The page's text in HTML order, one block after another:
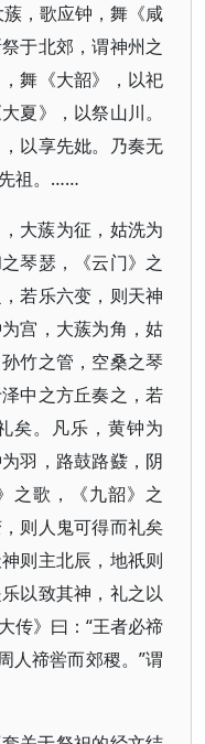
，歌应钟，舞《咸
于北郊，谓神州之
舞《大韶》，以祀
夏》，以祭山川。
以享先妣。乃奏无
祖。……
大蔟为征，姑洗为
琴瑟，《云门》之
若乐六变，则天神
宫，大蔟为角，姑
竹之管，空桑之琴
中之方丘奏之，若
矣。凡乐，黄钟为
羽，路鼓路鼗，阴
之歌，《九韶》之
则人鬼可得而礼矣
则主北辰，地祇则
以致其神，礼之以
传》曰：“王者必禘
人禘喾而郊稷。”谓